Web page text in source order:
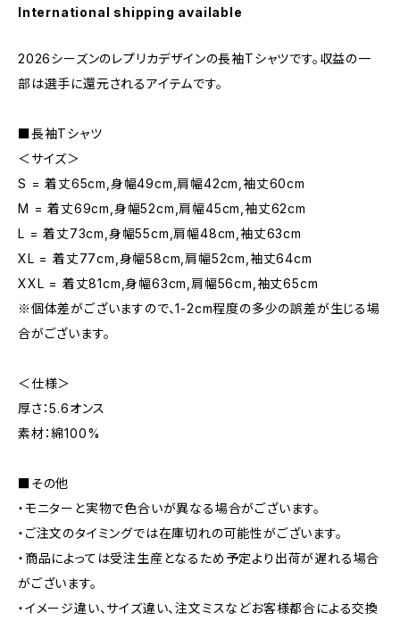
International shipping available
2026シーズンのレプリカデザインの長袖Tシャツです。収益の一
部は選手に還元されるアイテムです。
■長袖Tシャツ
＜サイズ＞
S = 着丈65cm,身幅49cm,肩幅42cm,袖丈60cm
M = 着丈69cm,身幅52cm,肩幅45cm,袖丈62cm
L = 着丈73cm,身幅55cm,肩幅48cm,袖丈63cm
XL = 着丈77cm,身幅58cm,肩幅52cm,袖丈64cm
XXL = 着丈81cm,身幅63cm,肩幅56cm,袖丈65cm
※個体差がございますので、1-2cm程度の多少の誤差が生じる場
合がございます。
＜仕様＞
厚さ：5.6オンス
素材：綿100%
■その他
・モニターと実物で色合いが異なる場合がございます。
・ご注文のタイミングでは在庫切れの可能性がございます。
・商品によっては受注生産となるため予定より出荷が遅れる場合
がございます。
・イメージ違い、サイズ違い、注文ミスなどお客様都合による交換